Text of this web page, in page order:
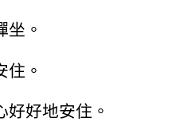
坐。
住。
好好地安住。